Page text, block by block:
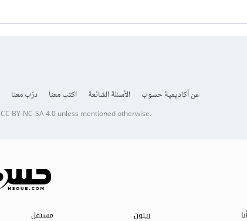
عن أكاديمية حسوب الأسئلة الشائعة اكتب معنا درّب معنا
CC BY-NC-SA 4.0unless mentioned otherwise.